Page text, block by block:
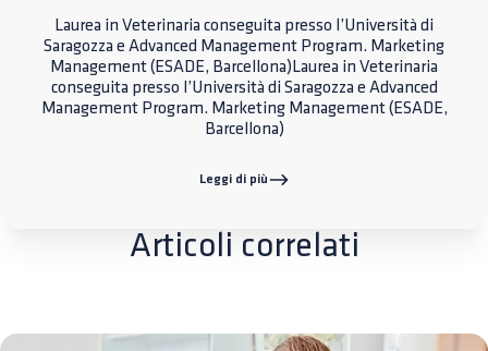
Laurea in Veterinaria conseguita presso l’Università di
Saragozza e Advanced Management Program. Marketing
Management (ESADE, Barcellona)Laurea in Veterinaria
conseguita presso l’Università di Saragozza e Advanced
Management Program. Marketing Management (ESADE,
Barcellona)
Leggi di più
Articoli correlati